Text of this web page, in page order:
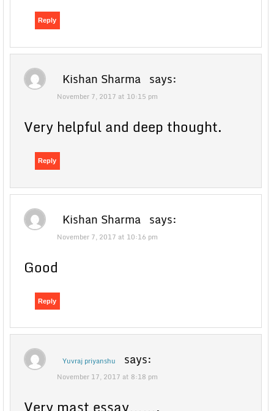
Reply
Kishan Sharma says:
November 7, 2017 at 10:15 pm
Very helpful and deep thought.
Reply
Kishan Sharma says:
November 7, 2017 at 10:16 pm
Good
Reply
Yuvraj priyanshu says:
November 17, 2017 at 8:18 pm